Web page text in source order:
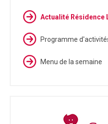
Actualité Résidence
Programme
Menu de la semaine